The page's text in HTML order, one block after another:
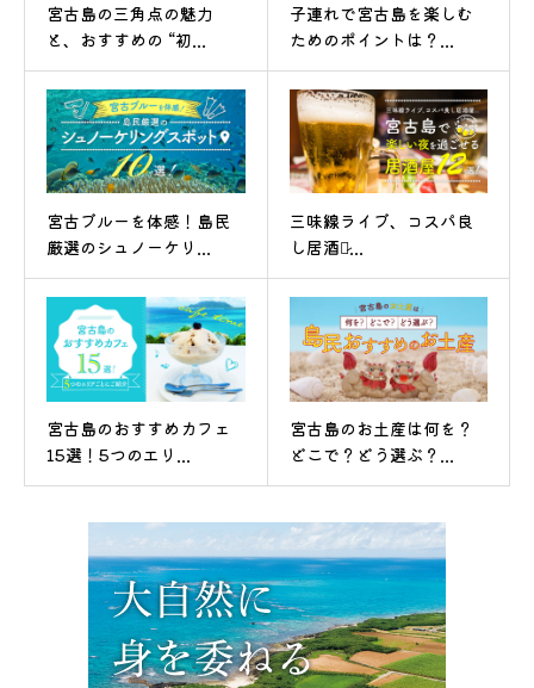
宮古島の三角点の魅力
と、おすすめの “初...
子連れで宮古島を楽しむ
ためのポイントは？...
宮古ブルーを体感！島民
厳選のシュノーケリ...
三味線ライブ、コスパ良
し居酒屋̷...
宮古島のおすすめカフェ
15選！5つのエリ...
宮古島のお土産は何を？
どこで？どう選ぶ？...